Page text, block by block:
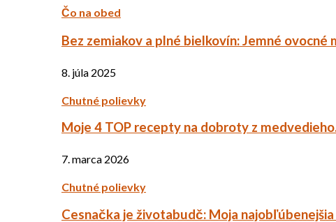
Čo na obed
Bez zemiakov a plné bielkovín: Jemné
8. júla 2025
Chutné polievky
Moje 4 TOP recepty na dobroty z
7. marca 2026
Chutné polievky
Cesnačka je životabudč: Moja